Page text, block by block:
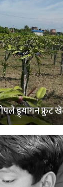
ड्र्यागन फ्रुट